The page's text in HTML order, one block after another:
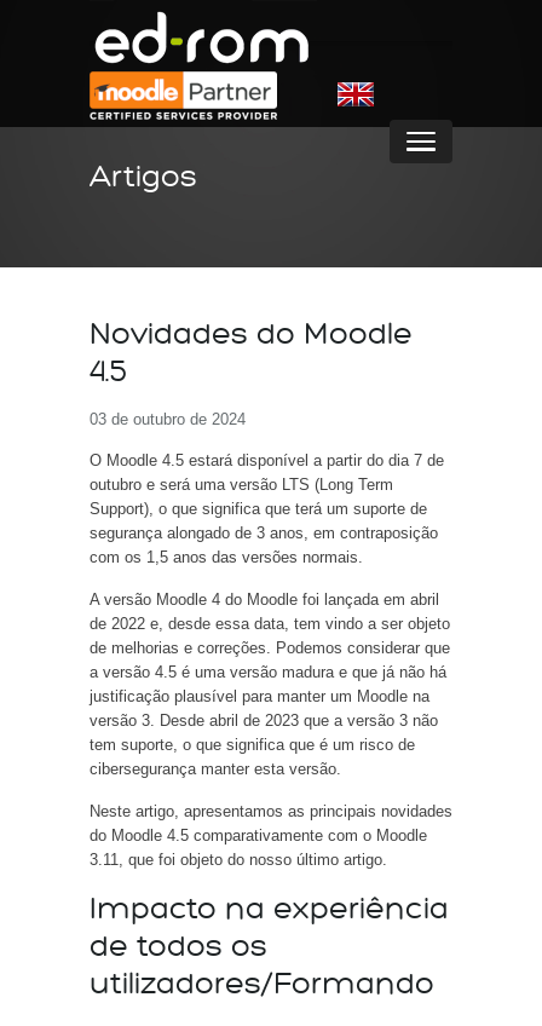
Artigos
Novidades do Moodle
4.5
03 de outubro de 2024
O Moodle 4.5 estará disponível a partir do dia 7 de
outubro e será uma versão LTS (Long Term
Support), o que significa que terá um suporte de
segurança alongado de 3 anos, em contraposição
com os 1,5 anos das versões normais.
A versão Moodle 4 do Moodle foi lançada em abril
de 2022 e, desde essa data, tem vindo a ser objeto
de melhorias e correções. Podemos considerar que
a versão 4.5 é uma versão madura e que já não há
justificação plausível para manter um Moodle na
versão 3. Desde abril de 2023 que a versão 3 não
tem suporte, o que significa que é um risco de
cibersegurança manter esta versão.
Neste artigo, apresentamos as principais novidades
do Moodle 4.5 comparativamente com o Moodle
3.11, que foi objeto do nosso último artigo.
Impacto na experiência
de todos os
utilizadores/Formando